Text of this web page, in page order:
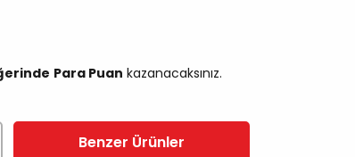
Para Puan kazanacaksınız.
Benzer Ürünler